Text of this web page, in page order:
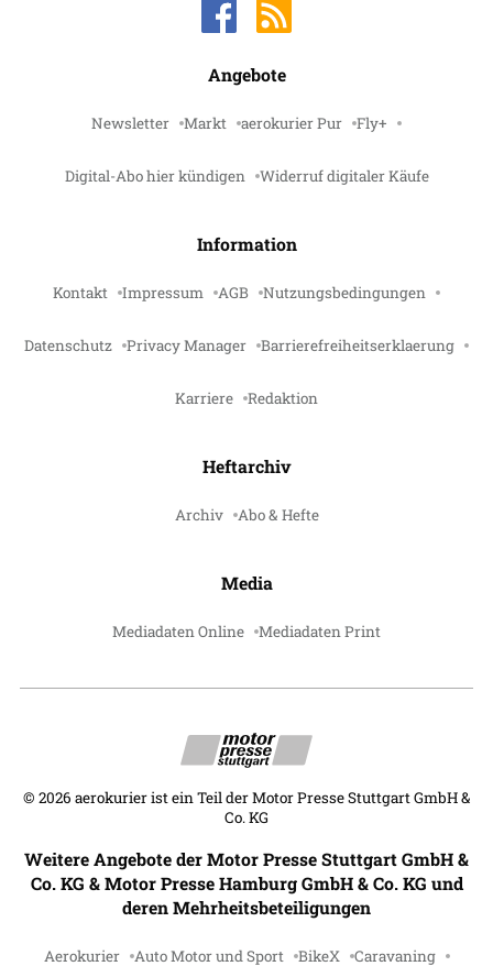
Angebote
Newsletter Markt aerokurier Pur Fly+
Digital-Abo hier kündigen Widerruf digitaler Käufe
Information
Kontakt Impressum AGB Nutzungsbedingungen
Datenschutz Privacy Manager Barrierefreiheitserklaerung
Karriere Redaktion
Heftarchiv
Archiv Abo & Hefte
Media
Mediadaten Online Mediadaten Print
© 2026 aerokurier ist ein Teil der Motor Presse Stuttgart GmbH &
Co. KG
Weitere Angebote der Motor Presse Stuttgart GmbH &
Co. KG & Motor Presse Hamburg GmbH & Co. KG und
deren Mehrheitsbeteiligungen
Aerokurier Auto Motor und Sport BikeX Caravaning